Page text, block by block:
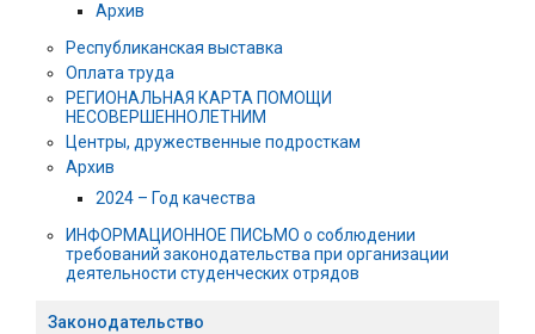
Архив
Республиканская выставка
Оплата труда
РЕГИОНАЛЬНАЯ КАРТА ПОМОЩИ
НЕСОВЕРШЕННОЛЕТНИМ
Центры, дружественные подросткам
Архив
2024 – Год качества
ИНФОРМАЦИОННОЕ ПИСЬМО о соблюдении
требований законодательства при организации
деятельности студенческих отрядов
Законодательство